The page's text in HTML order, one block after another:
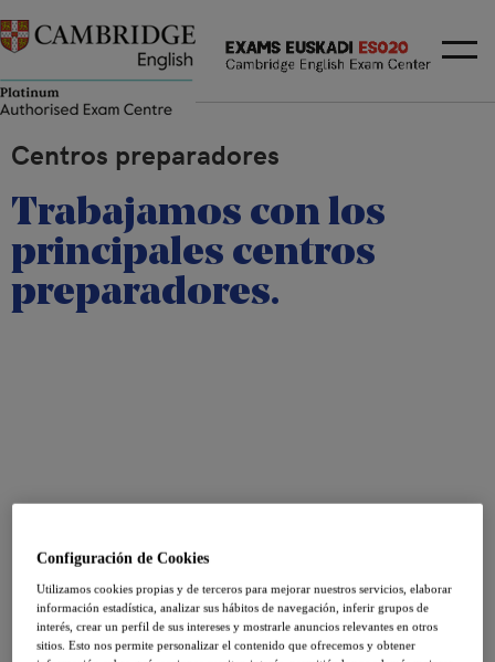
Centros preparadores
Trabajamos con los
principales centros
preparadores.
En ES020, Exams Euskadi Cambridge Examinations
Platinum Centre, llevamos más de 35 años trabajando con
los principales Centros Preparadores para los exámenes
de Cambridge Assessment English debido a las garantías
Configuración de Cookies
Utilizamos cookies propias y de terceros para mejorar nuestros servicios, elaborar
información estadística, analizar sus hábitos de navegación, inferir grupos de
interés, crear un perfil de sus intereses y mostrarle anuncios relevantes en otros
sitios. Esto nos permite personalizar el contenido que ofrecemos y obtener